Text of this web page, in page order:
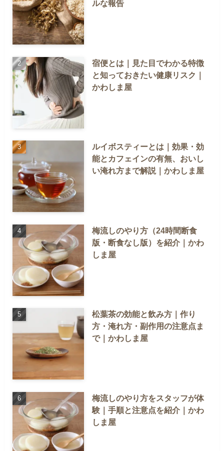
ルな報告
宿便とは｜見た目でわかる特徴
と知っておきたい健康リスク｜
かわしま屋
ルイボスティーとは｜効果・効
能とカフェインの有無、おいし
い淹れ方まで解説｜かわしま屋
梅流しのやり方（24時間断食
版・断食なし版）を紹介｜かわ
しま屋
松葉茶の効能と飲み方｜作り
方・淹れ方・副作用の注意点ま
で｜かわしま屋
梅流しのやり方をスタッフが体
験｜手順と注意点を紹介｜かわ
しま屋